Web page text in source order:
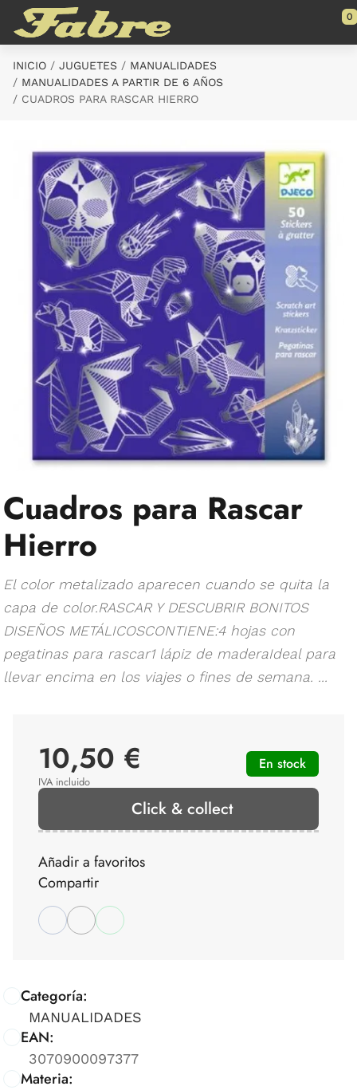
Saltar al contenido principal
0
INICIO JUGUETES
MANUALIDADES
MANUALIDADES A PARTIR DE 6 AÑOS
CUADROS PARA RASCAR HIERRO
Cuadros para Rascar
Hierro
El color metalizado aparecen cuando se quita la
capa de color.RASCAR Y DESCUBRIR BONITOS
DISEÑOS METÁLICOSCONTIENE:4 hojas con
pegatinas para rascar1 lápiz de maderaIdeal para
llevar encima en los viajes o fines de semana. ...
Categoría:
MANUALIDADES
EAN:
3070900097377
Materia:
10,50 €
IVA incluido
En stock
Click & collect
Añadir a favoritos
Compartir